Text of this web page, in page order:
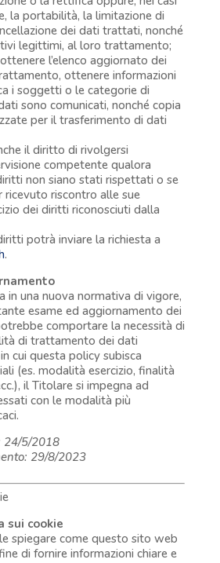
la portabilità, la limitazione di
dei dati trattati, nonché
legittimi, al loro trattamento;
l’elenco aggiornato dei
ottenere informazioni
i soggetti o le categorie di
sono comunicati, nonché copia
per il trasferimento di dati
il diritto di rivolgersi
competente qualora
non siano stati rispettati o se
ricevuto riscontro alle sue
dei diritti riconosciuti dalla
potrà inviare la richiesta a
.
in una nuova normativa di vigore,
esame ed aggiornamento dei
comportare la necessità di
di trattamento dei dati
cui questa policy subisca
(es. modalità esercizio, finalità
il Titolare si impegna ad
con le modalità più
24/5/2018
29/8/2023
sui cookie
spiegare come questo sito web
di fornire informazioni chiare e